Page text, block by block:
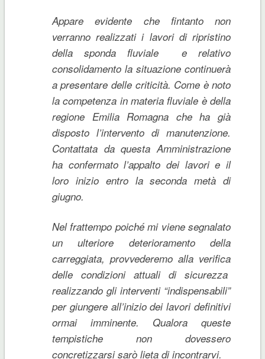
Appare evidente che fintanto non
verranno realizzati i lavori di ripristino
della sponda fluviale e relativo
consolidamento la situazione continuerà
a presentare delle criticità. Come è noto
la competenza in materia fluviale è della
regione Emilia Romagna che ha già
disposto l’intervento di manutenzione.
Contattata da questa Amministrazione
ha confermato l’appalto dei lavori e il
loro inizio entro la seconda metà di
giugno.
Nel frattempo poiché mi viene segnalato
un ulteriore deterioramento della
carreggiata, provvederemo alla verifica
delle condizioni attuali di sicurezza
realizzando gli interventi “indispensabili”
per giungere all’inizio dei lavori definitivi
ormai imminente. Qualora queste
tempistiche non dovessero
concretizzarsi sarò lieta di incontrarvi.